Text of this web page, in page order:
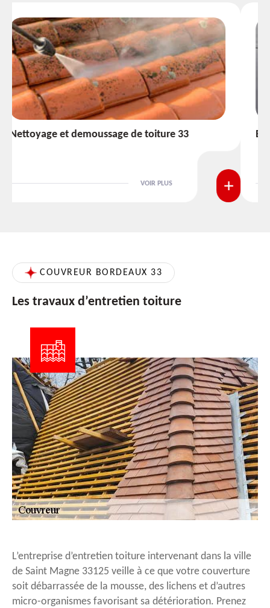
Etanchéité toiture 33
VOIR PLUS
COUVREUR BORDEAUX 33
Les travaux d’entretien toiture
L’entreprise d’entretien toiture intervenant dans la ville
de Saint Magne 33125 veille à ce que votre couverture
soit débarrassée de la mousse, des lichens et d’autres
micro-organismes favorisant sa détérioration. Prenez